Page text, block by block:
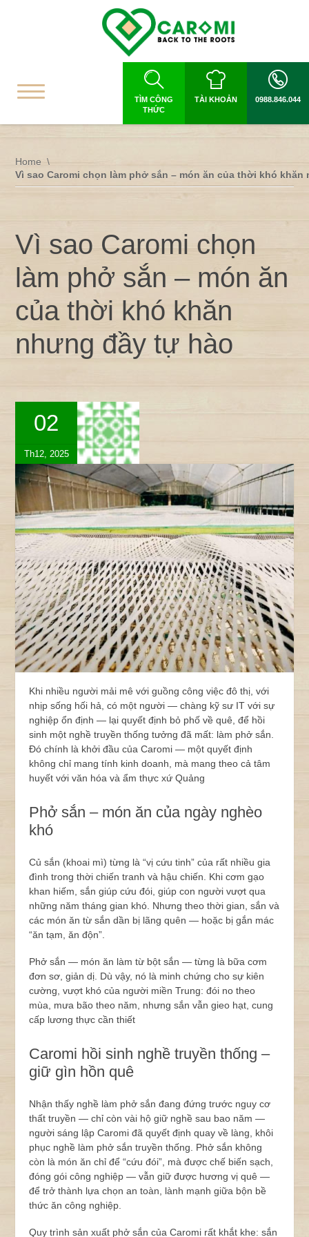
TÌM CÔNG
THỨC
TÀI KHOẢN 0988.846.044
Home
Vì sao Caromi chọn làm phở sắn – món ăn của thời khó
Vì sao Caromi chọn
làm phở sắn – món ăn
của thời khó khăn
nhưng đầy tự hào
02
Th12, 2025
Khi nhiều người mải mê với guồng công việc đô thị, với
nhịp sống hối hả, có một người — chàng kỹ sư IT với sự
nghiệp ổn định — lại quyết định bỏ phố về quê, để hồi
sinh một nghề truyền thống tưởng đã mất: làm phở sắn.
Đó chính là khởi đầu của Caromi — một quyết định
không chỉ mang tính kinh doanh, mà mang theo cả tâm
huyết với văn hóa và ẩm thực xứ Quảng
Phở sắn – món ăn của ngày nghèo
khó
Củ sắn (khoai mì) từng là “vị cứu tinh” của rất nhiều gia
đình trong thời chiến tranh và hậu chiến. Khi cơm gạo
khan hiếm, sắn giúp cứu đói, giúp con người vượt qua
những năm tháng gian khó. Nhưng theo thời gian, sắn và
các món ăn từ sắn dần bị lãng quên — hoặc bị gắn mác
“ăn tạm, ăn độn”.
Phở sắn — món ăn làm từ bột sắn — từng là bữa cơm
đơn sơ, giản dị. Dù vậy, nó là minh chứng cho sự kiên
cường, vượt khó của người miền Trung: đói no theo
mùa, mưa bão theo năm, nhưng sắn vẫn gieo hạt, cung
cấp lương thực cần thiết
Caromi hồi sinh nghề truyền thống –
giữ gìn hồn quê
Nhận thấy nghề làm phở sắn đang đứng trước nguy cơ
thất truyền — chỉ còn vài hộ giữ nghề sau bao năm —
người sáng lập Caromi đã quyết định quay về làng, khôi
phục nghề làm phở sắn truyền thống. Phở sắn không
còn là món ăn chỉ để “cứu đói”, mà được chế biến sạch,
đóng gói công nghiệp — vẫn giữ được hương vị quê —
để trở thành lựa chọn an toàn, lành mạnh giữa bộn bề
thức ăn công nghiệp.
Quy trình sản xuất phở sắn của Caromi rất khắt khe: sắn